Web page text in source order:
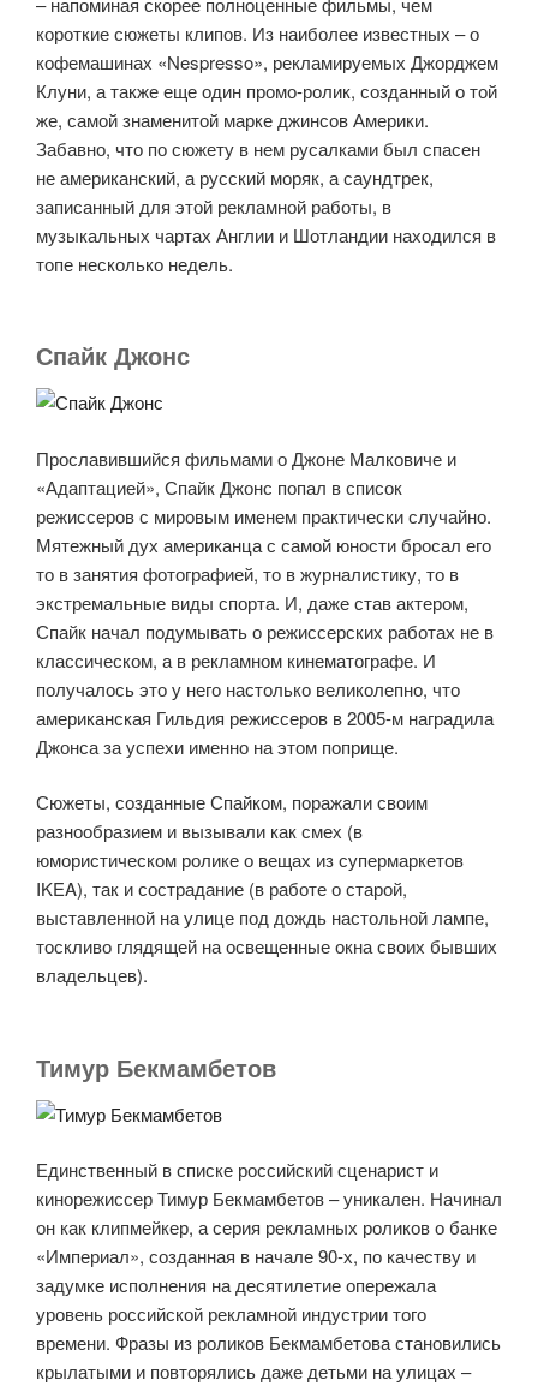
короткие сюжеты клипов. Из наиболее известных – о
кофемашинах «Nespresso», рекламируемых Джорджем
Клуни, а также еще один промо-ролик, созданный о той
же, самой знаменитой марке джинсов Америки.
Забавно, что по сюжету в нем русалками был спасен
не американский, а русский моряк, а саундтрек,
записанный для этой рекламной работы, в
музыкальных чартах Англии и Шотландии находился в
топе несколько недель.
Спайк Джонс
Прославившийся фильмами о Джоне Малковиче и
«Адаптацией», Спайк Джонс попал в список
режиссеров с мировым именем практически случайно.
Мятежный дух американца с самой юности бросал его
то в занятия фотографией, то в журналистику, то в
экстремальные виды спорта. И, даже став актером,
Спайк начал подумывать о режиссерских работах не в
классическом, а в рекламном кинематографе. И
получалось это у него настолько великолепно, что
американская Гильдия режиссеров в 2005-м наградила
Джонса за успехи именно на этом поприще.
Сюжеты, созданные Спайком, поражали своим
разнообразием и вызывали как смех (в
юмористическом ролике о вещах из супермаркетов
IKEA), так и сострадание (в работе о старой,
выставленной на улице под дождь настольной лампе,
тоскливо глядящей на освещенные окна своих бывших
владельцев).
Тимур Бекмамбетов
Единственный в списке российский сценарист и
кинорежиссер Тимур Бекмамбетов – уникален. Начинал
он как клипмейкер, а серия рекламных роликов о банке
«Империал», созданная в начале 90-х, по качеству и
задумке исполнения на десятилетие опережала
уровень российской рекламной индустрии того
времени. Фразы из роликов Бекмамбетова становились
крылатыми и повторялись даже детьми на улицах –